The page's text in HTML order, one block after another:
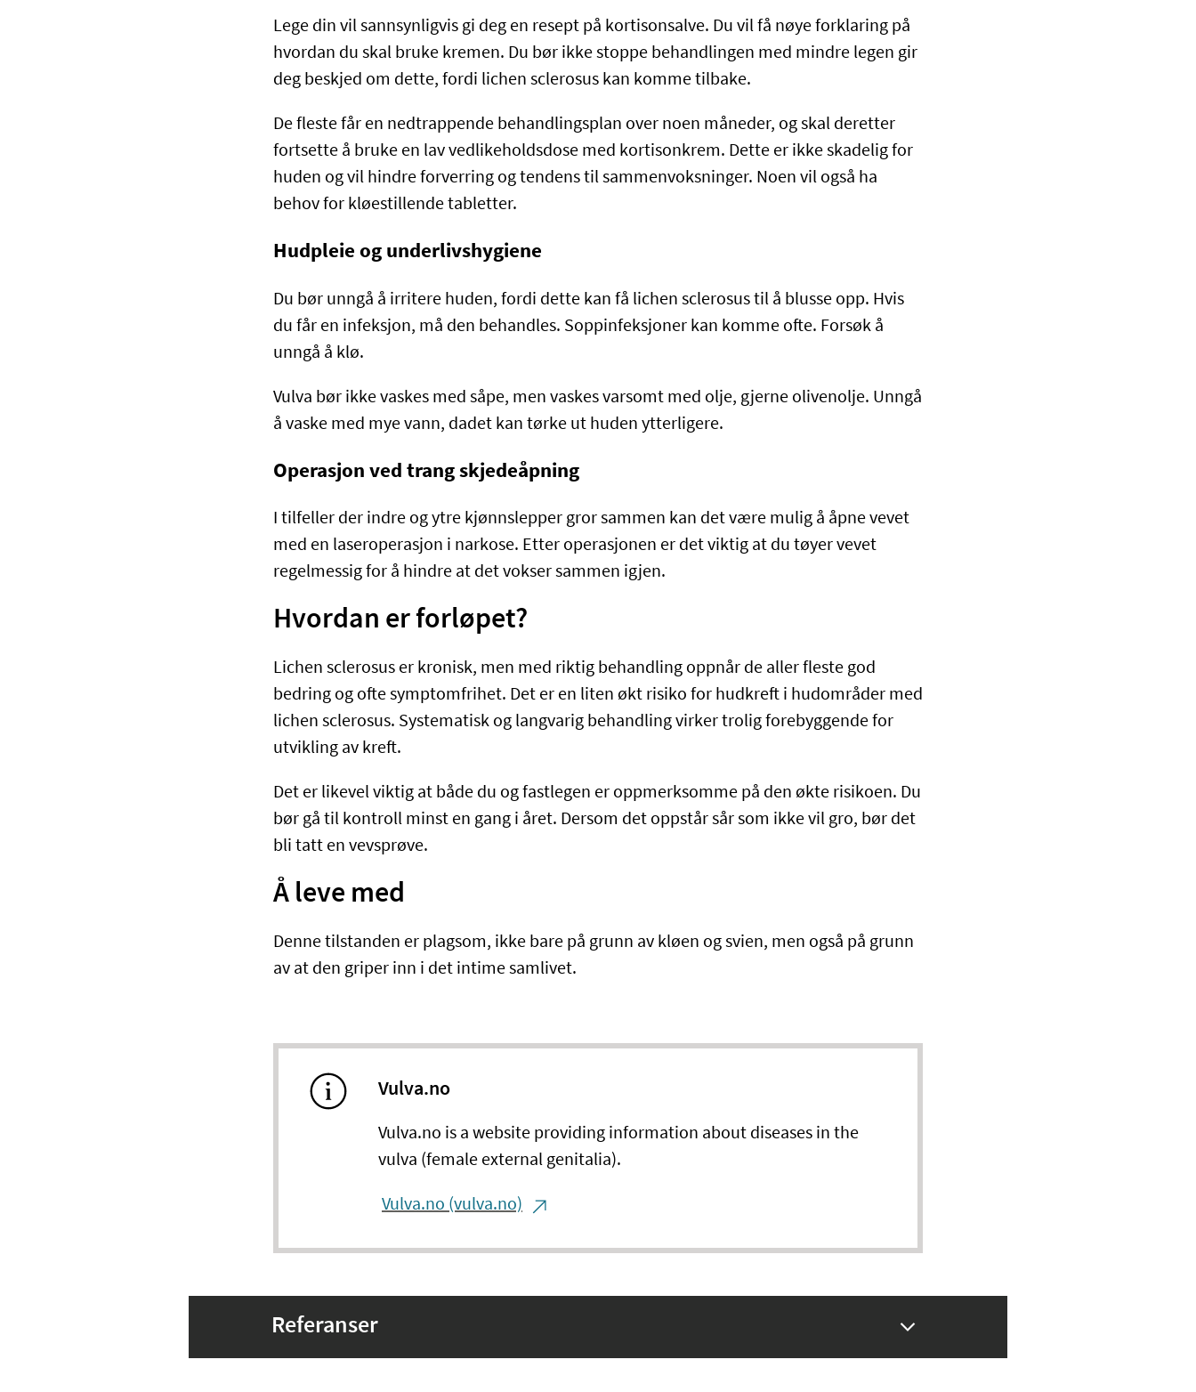
Lege din vil sannsynligvis gi deg en resept på kortisonsalve. Du vil få nøye forklaring på
hvordan du skal bruke kremen. Du bør ikke stoppe behandlingen med mindre legen gir
deg beskjed om dette, fordi lichen sclerosus kan komme tilbake.
De fleste får en nedtrappende behandlingsplan over noen måneder, og skal deretter
fortsette å bruke en lav vedlikeholdsdose med kortisonkrem. Dette er ikke skadelig for
huden og vil hindre forverring og tendens til sammenvoksninger. Noen vil også ha
behov for kløestillende tabletter.
Hudpleie og underlivshygiene
Du bør unngå å irritere huden, fordi dette kan få lichen sclerosus til å blusse opp. Hvis
du får en infeksjon, må den behandles. Soppinfeksjoner kan komme ofte. Forsøk å
unngå å klø.
Vulva bør ikke vaskes med såpe, men vaskes varsomt med olje, gjerne olivenolje. Unngå
å vaske med mye vann, dadet kan tørke ut huden ytterligere.
Operasjon ved trang skjedeåpning
I tilfeller der indre og ytre kjønnslepper gror sammen kan det være mulig å åpne vevet
med en laseroperasjon i narkose. Etter operasjonen er det viktig at du tøyer vevet
regelmessig for å hindre at det vokser sammen igjen.
Hvordan er forløpet?
Lichen sclerosus er kronisk, men med riktig behandling oppnår de aller fleste god
bedring og ofte symptomfrihet. Det er en liten økt risiko for hudkreft i hudområder med
lichen sclerosus. Systematisk og langvarig behandling virker trolig forebyggende for
utvikling av kreft.
Det er likevel viktig at både du og fastlegen er oppmerksomme på den økte risikoen. Du
bør gå til kontroll minst en gang i året. Dersom det oppstår sår som ikke vil gro, bør det
bli tatt en vevsprøve.
Å leve med
Denne tilstanden er plagsom, ikke bare på grunn av kløen og svien, men også på grunn
av at den griper inn i det intime samlivet.
Vulva.no
Vulva.no is a website providing information about diseases in the
vulva (female external genitalia).
Vulva.no (vulva.no)
Referanser